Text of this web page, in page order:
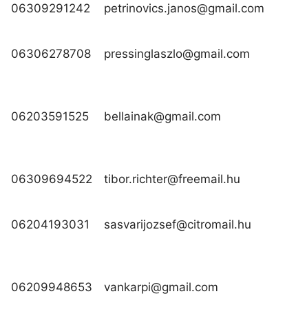
06309291242 petrinovics.janos@gmail.com
06306278708 pressinglaszlo@gmail.com
06203591525 bellainak@gmail.com
06309694522 tibor.richter@freemail.hu
06204193031 sasvarijozsef@citromail.hu
06209948653 vankarpi@gmail.com